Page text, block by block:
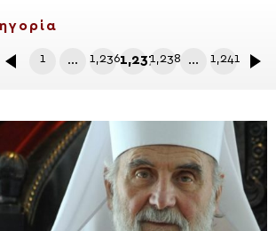
1 … 1,2361,2371,238 … 1,241